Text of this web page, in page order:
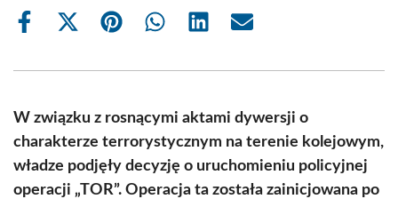
Share
Share
(Twitter)
Share Share Share Share
W związku z rosnącymi aktami dywersji o
charakterze terrorystycznym na terenie kolejowym,
władze podjęły decyzję o uruchomieniu policyjnej
operacji „TOR”. Operacja ta została zainicjowana po